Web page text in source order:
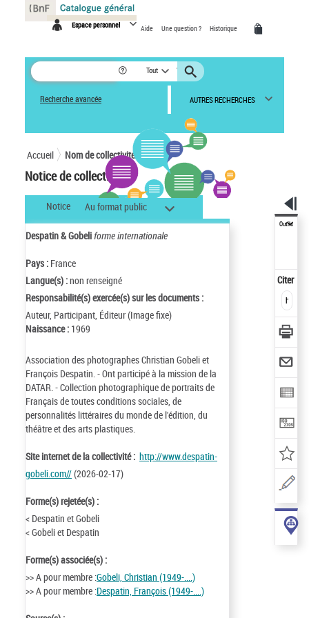
Espace personnel Aide Une question ? Historique
Tout
Recherche avancée AUTRES RECHERCHES
Accueil Nom de collectivité
Notice de collectivité
Notice Au format public
Despatin & Gobeliforme internationale
Pays : France
Langue(s) :non renseigné
Responsabilité(s) exercée(s) sur les documents :
Auteur, Participant, Éditeur (Image fixe)
Naissance : 1969
Association des photographes Christian Gobeli et
François Despatin. - Ont participé à la mission de la
DATAR. - Collection photographique de portraits de
Français de toutes conditions sociales, de
personnalités littéraires du monde de l'édition, du
théâtre et des arts plastiques.
Site internet de la collectivité : http://www.despatin-
gobeli.com//(2026-02-17)
Forme(s) rejetée(s) :
< Despatin et Gobeli
< Gobeli et Despatin
Forme(s) associée(s) :
>> A pour membre :Gobeli, Christian (1949-....)
>> A pour membre :Despatin, François (1949-....)
Outils
Citer
Panneau de gestion des cookies